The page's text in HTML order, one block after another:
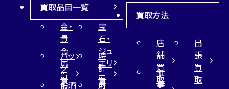
買取品目一覧
金・
貴
金
属
買
宝
石・
ジュ
エリ
ー
バッ
グ
買
時
計
買
お酒
財
買取方法
店
舗
買
取
出
張
買
取
催
事